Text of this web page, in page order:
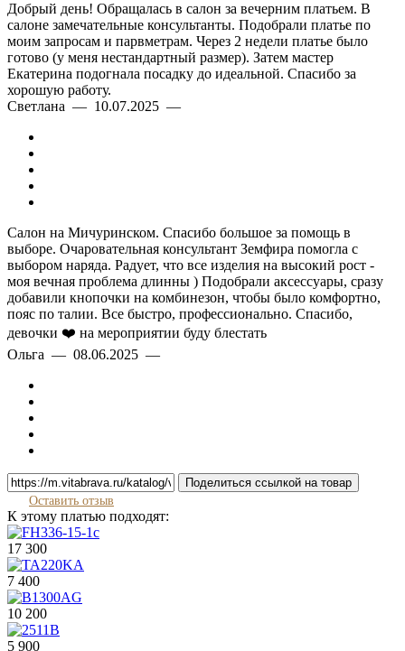
Добрый день! Обращалась в салон за вечерним платьем. В
салоне замечательные консультанты. Подобрали платье по
моим запросам и парвметрам. Через 2 недели платье было
готово (у меня нестандартный размер). Затем мастер
Екатерина подогнала посадку до идеальной. Спасибо за
хорошую работу.
Светлана — 10.07.2025 —
Салон на Мичуринском. Спасибо большое за помощь в
выборе. Очаровательная консультант Земфира помогла с
выбором наряда. Радует, что все изделия на высокий рост -
моя вечная проблема длинны ) Подобрали аксессуары, сразу
добавили кнопочки на комбинезон, чтобы было комфортно,
пояс по талии. Все быстро, профессионально. Спасибо,
девочки ❤️ на мероприятии буду блестать
Ольга — 08.06.2025 —
Поделиться ссылкой на товар
Оставить отзыв
К этому платью подходят:
17 300
7 400
10 200
5 900